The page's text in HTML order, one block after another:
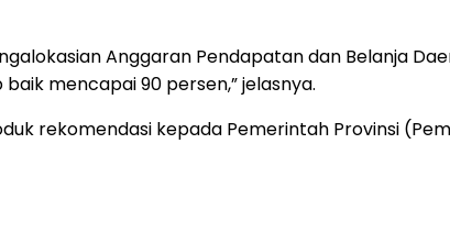
Anggaran Pendapatan dan Belanja
mencapai 90 persen,” jelasnya.
rekomendasi kepada Pemerintah Provinsi